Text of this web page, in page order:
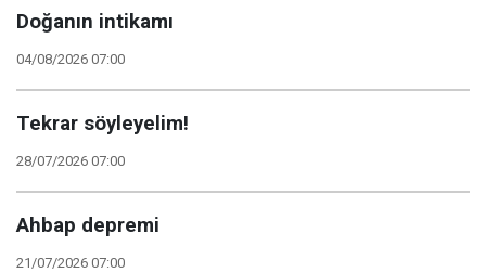
Doğanın intikamı
04/08/2026 07:00
Tekrar söyleyelim!
28/07/2026 07:00
Ahbap depremi
21/07/2026 07:00